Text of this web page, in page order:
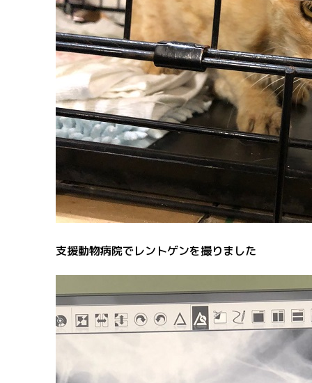
支援動物病院でレントゲンを撮りました